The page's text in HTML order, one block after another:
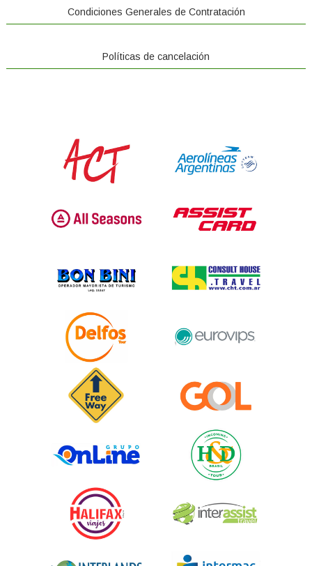
Condiciones Generales de Contratación
Políticas de cancelación